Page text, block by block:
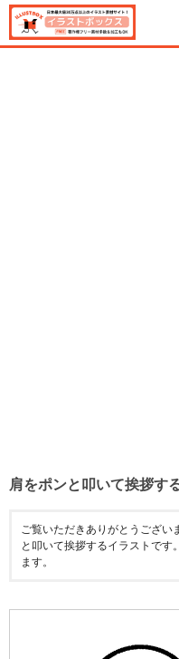
肩をポンと叩いて挨拶す
ご覧いただきありがとうござい
と叩いて挨拶するイラストです
ます。